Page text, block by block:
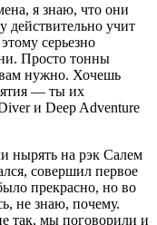
я знаю, что они
действительно учит
серьезно
Просто тонны
нужно. Хочешь
— ты их
и Deep Adventure
нырять на рэк Салем
совершил первое
прекрасно, но во
не знаю, почему.
так, мы поговорили и